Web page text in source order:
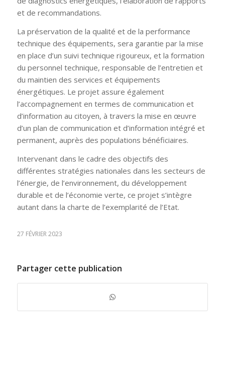
et de recommandations.
La préservation de la qualité et de la performance
technique des équipements, sera garantie par la mise
en place d’un suivi technique rigoureux, et la formation
du personnel technique, responsable de l’entretien et
du maintien des services et équipements
énergétiques. Le projet assure également
l’accompagnement en termes de communication et
d’information au citoyen, à travers la mise en œuvre
d’un plan de communication et d’information intégré et
permanent, auprès des populations bénéficiaires.
Intervenant dans le cadre des objectifs des
différentes stratégies nationales dans les secteurs de
l’énergie, de l’environnement, du développement
durable et de l’économie verte, ce projet s’intègre
autant dans la charte de l’exemplarité de l’Etat.
27 FÉVRIER 2023
Partager cette publication